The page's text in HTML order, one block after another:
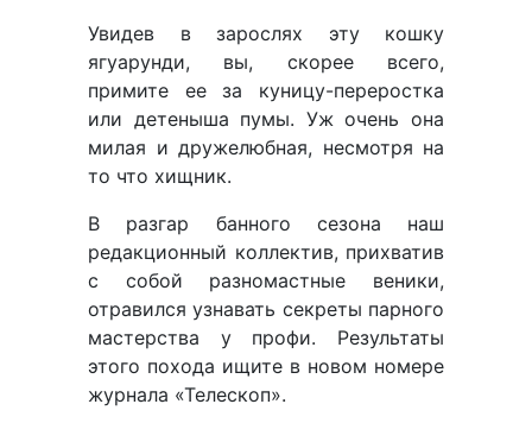
Увидев в зарослях эту кошку
ягуарунди, вы, скорее всего,
примите ее за куницу-переростка
или детеныша пумы. Уж очень она
милая и дружелюбная, несмотря на
то что хищник.
В разгар банного сезона наш
редакционный коллектив, прихватив
с собой разномастные веники,
отравился узнавать секреты парного
мастерства у профи. Результаты
этого похода ищите в новом номере
журнала «Телескоп».